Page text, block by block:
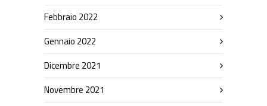
Febbraio 2022
Gennaio 2022
Dicembre 2021
Novembre 2021